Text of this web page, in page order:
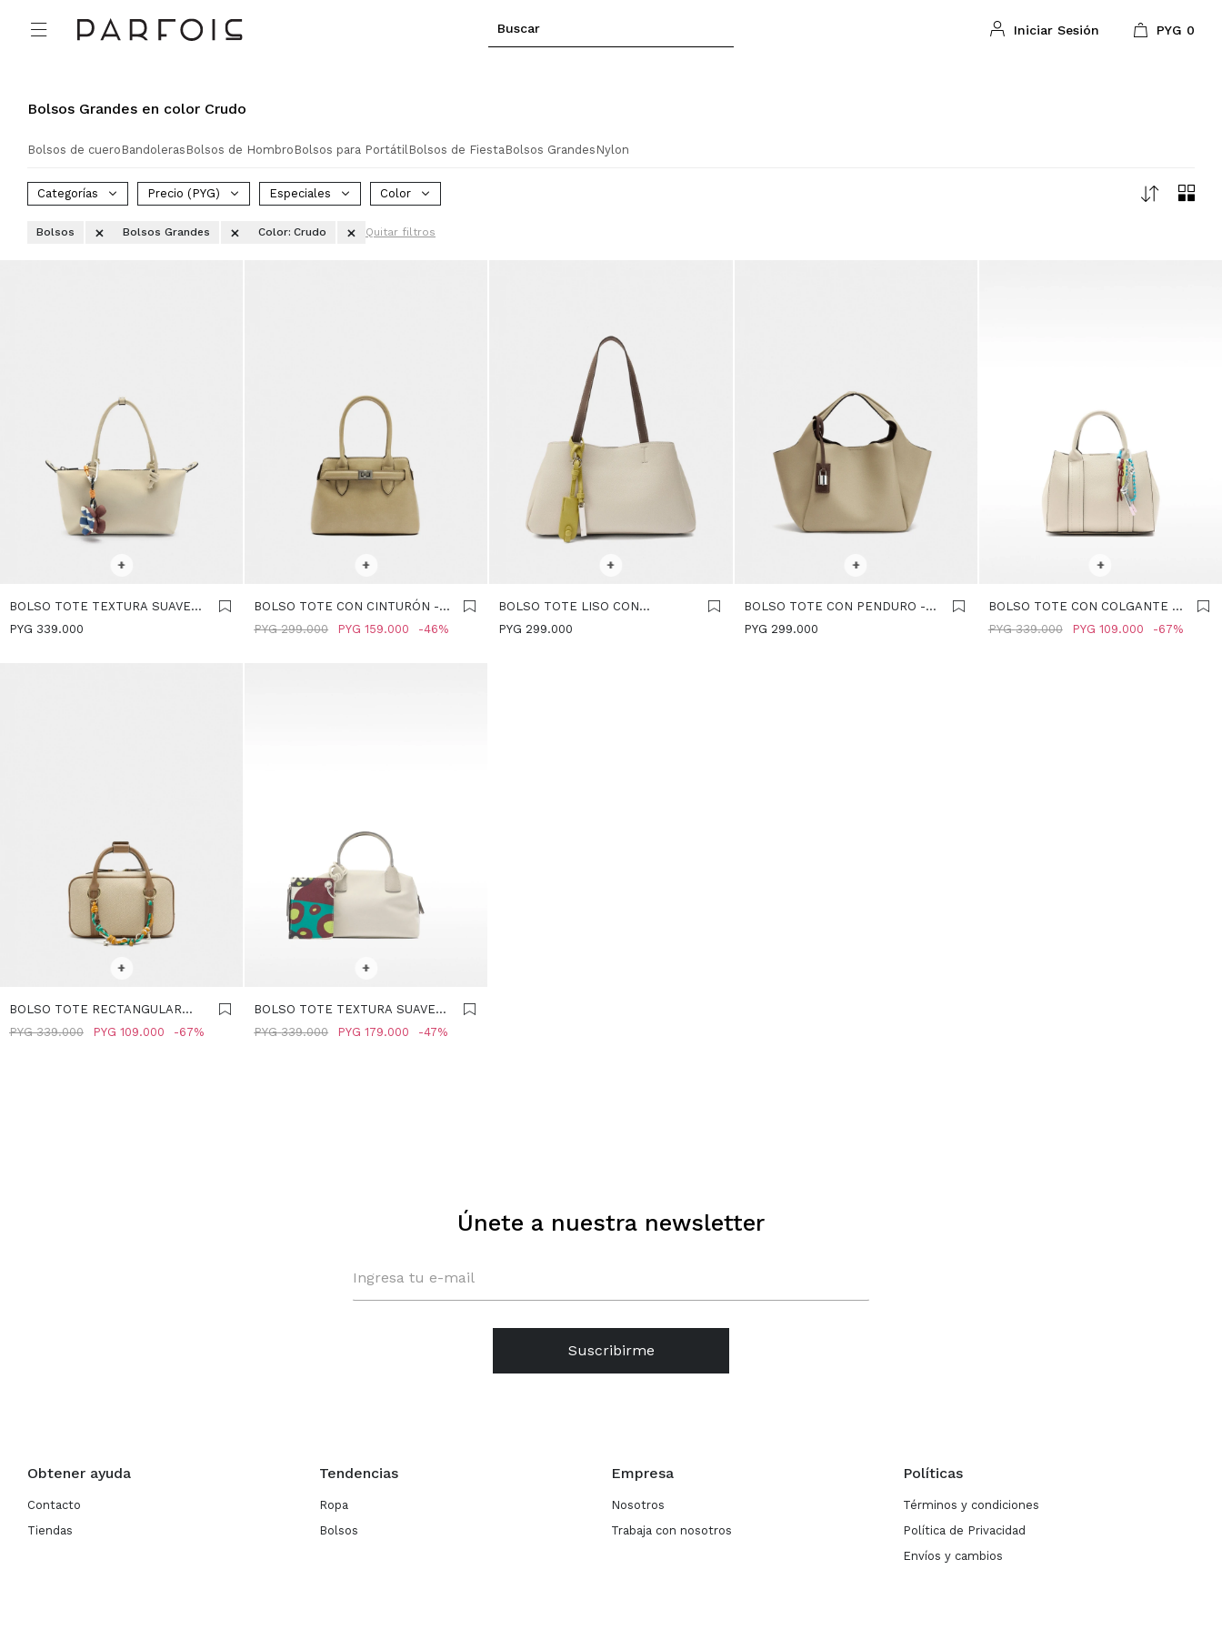
PYG 0

Bolsos Grandes en color Crudo
Bolsos de cuero Bandoleras Bolsos de Hombro Bolsos para PortátilBolsos de FiestaBolsos Grandes Nylon
Categorías Precio (PYG) Especiales Color
Bolsos Bolsos Grandes Color: Crudo Quitar filtros
+
BOLSO TOTE TEXTURA SUAVE
CON COLGANTE S - CRUDO
PYG 339.000
+
BOLSO TOTE CON CINTURÓN -
CRUDO
PYG 159.000
PYG 299.000 46
+
BOLSO TOTE LISO CON
COLGANTE - CRUDO
PYG 299.000
+
BOLSO TOTE CON PENDURO -
CRUDO
PYG 299.000
+
BOLSO TOTE CON COLGANTE S
- CRUDO
PYG 109.000
PYG 339.000 67
+
BOLSO TOTE RECTANGULAR
CON COLGANTE - CRUDO
PYG 109.000
PYG 339.000 67
+
BOLSO TOTE TEXTURA SUAVE
CON COLGANTE - CRUDO
PYG 179.000
PYG 339.000 47
Obtener ayuda
Contacto
Tiendas
Tendencias
Ropa
Bolsos
Empresa
Nosotros
Trabaja con nosotros
Políticas
Términos y condiciones
Política de Privacidad
Envíos y cambios
Únete a nuestra newsletter
Suscribirme